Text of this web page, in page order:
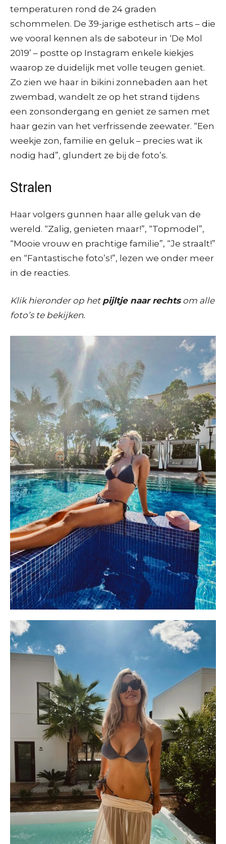
temperaturen rond de 24 graden
schommelen. De 39-jarige esthetisch arts – die
we vooral kennen als de saboteur in ‘De Mol
2019’ – postte op Instagram enkele kiekjes
waarop ze duidelijk met volle teugen geniet.
Zo zien we haar in bikini zonnebaden aan het
zwembad, wandelt ze op het strand tijdens
een zonsondergang en geniet ze samen met
haar gezin van het verfrissende zeewater. “Een
weekje zon, familie en geluk – precies wat ik
nodig had”, glundert ze bij de foto’s.
Stralen
Haar volgers gunnen haar alle geluk van de
wereld. “Zalig, genieten maar!”, “Topmodel”,
“Mooie vrouw en prachtige familie”, “Je straalt!”
en “Fantastische foto’s!”, lezen we onder meer
in de reacties.
Klik hieronder op het pijltje naar rechtsom alle
foto’s te bekijken.